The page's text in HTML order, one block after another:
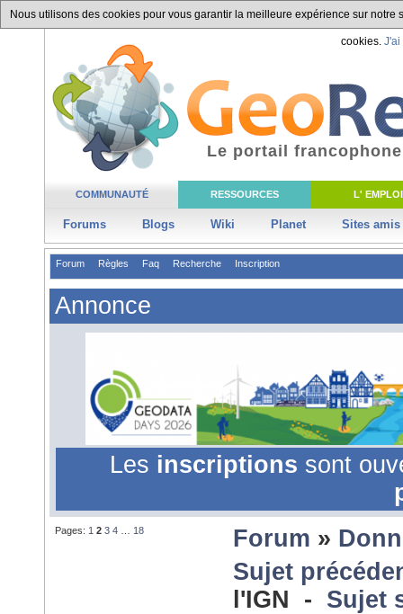
Nous utilisons des cookies pour vous garantir la meilleure expérience sur
cookies. J'ai
COMMUNAUTÉ RESSOURCES L' EMPLOI
Forums Blogs Wiki Planet Sites amis
Le portail
Forum Règles Faq Recherche Inscription
Annonce
Les inscriptions sont
Pages: 1 2 3 4 18 Forum »
Sujet
l'IGN - Sujet